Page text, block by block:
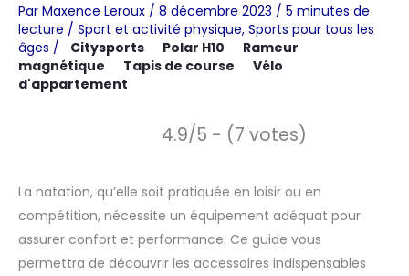
Par Maxence Leroux / 8 décembre 2023 / 5 minutes de
lecture / Sport et activité physique, Sports pour tous les
âges / Citysports Polar H10
Rameur
magnétique
Tapis de course
Vélo
d'appartement
4.9/5 - (7 votes)
La natation, qu’elle soit pratiquée en loisir ou en
compétition, nécessite un équipement adéquat pour
assurer confort et performance. Ce guide vous
permettra de découvrir les accessoires indispensables